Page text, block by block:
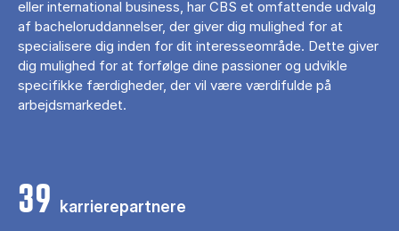
eller international business, har CBS et omfattende udvalg
af bacheloruddannelser, der giver dig mulighed for at
specialisere dig inden for dit interesseområde. Dette giver
dig mulighed for at forfølge dine passioner og udvikle
specifikke færdigheder, der vil være værdifulde på
arbejdsmarkedet.
39 karrierepartnere